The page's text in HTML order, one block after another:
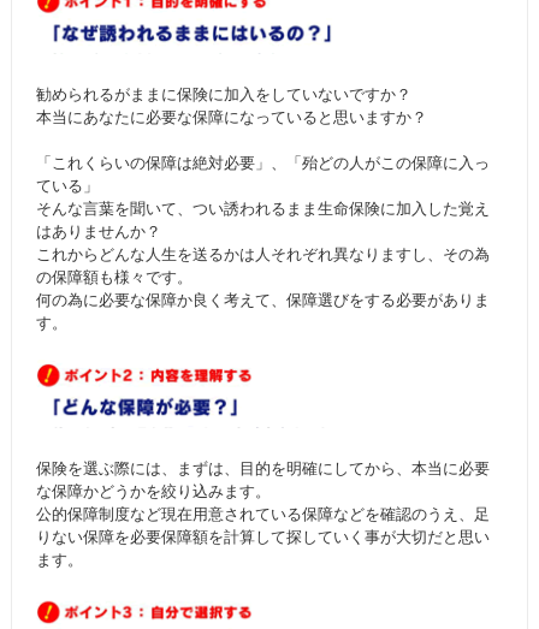
勧められるがままに保険に加入をしていないですか？
本当にあなたに必要な保障になっていると思いますか？
「これくらいの保障は絶対必要」、「殆どの人がこの保障に入っ
ている」
そんな言葉を聞いて、つい誘われるまま生命保険に加入した覚え
はありませんか？
これからどんな人生を送るかは人それぞれ異なりますし、その為
の保障額も様々です。
何の為に必要な保障か良く考えて、保障選びをする必要がありま
す。
保険を選ぶ際には、まずは、目的を明確にしてから、本当に必要
な保障かどうかを絞り込みます。
公的保障制度など現在用意されている保障などを確認のうえ、足
りない保障を必要保障額を計算して探していく事が大切だと思い
ます。